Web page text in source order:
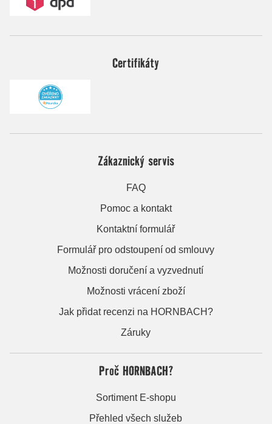
Certifikáty
Zákaznický servis
FAQ
Pomoc a kontakt
Kontaktní formulář
Formulář pro odstoupení od smlouvy
Možnosti doručení a vyzvednutí
Možnosti vrácení zboží
Jak přidat recenzi na HORNBACH?
Záruky
Proč HORNBACH?
Sortiment E-shopu
Přehled všech služeb